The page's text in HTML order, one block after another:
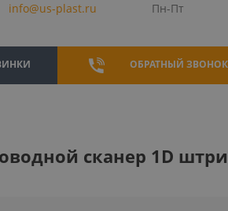
info@us-plast.ru Пн-Пт
ОБРАТНЫЙ ЗВОНОК
сканер 1D